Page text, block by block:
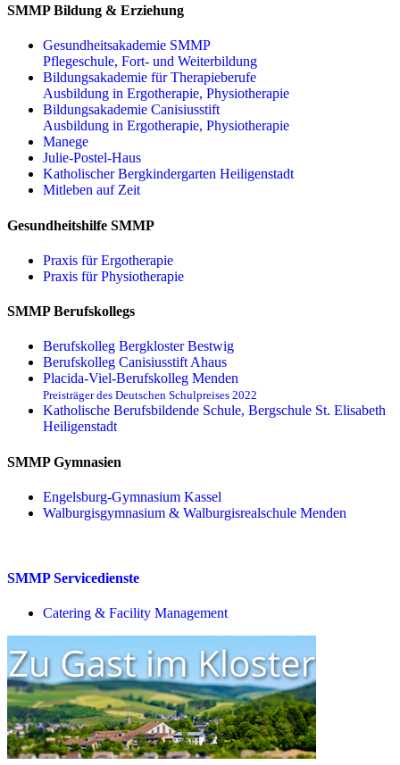
SMMP Bildung & Erziehung
Gesundheitsakademie SMMP
Pflegeschule, Fort- und Weiterbildung
Bildungsakademie für Therapieberufe
Ausbildung in Ergotherapie, Physiotherapie
Bildungsakademie Canisiusstift
Ausbildung in Ergotherapie, Physiotherapie
Manege
Julie-Postel-Haus
Katholischer Bergkindergarten Heiligenstadt
Mitleben auf Zeit
Gesundheitshilfe SMMP
Praxis für Ergo­therapie
Praxis für Physio­therapie
SMMP Berufskollegs
Berufskolleg Bergkloster Bestwig
Berufskolleg Canisiusstift Ahaus
Placida-Viel-Berufskolleg Menden
Preisträger des Deutschen Schulpreises 2022
Katholische Berufsbildende Schule, Bergschule St. Elisabeth
Heiligenstadt
SMMP Gymnasien
Engelsburg-Gymnasium Kassel
Walburgisgymnasium & Walburgisrealschule Menden
SMMP Servicedienste
Catering & Facility Management